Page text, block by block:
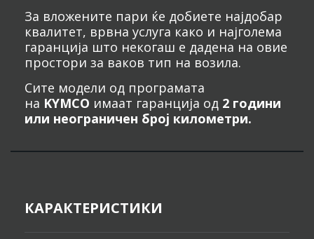
За вложените пари ќе добиете најдобар
квалитет, врвна услуга како и најголема
гаранција што некогаш е дадена на овие
простори за ваков тип на возила.
Сите модели од програмата
на KYMCO имаат гаранција од 2 години
или неограничен број километри.
КАРАКТЕРИСТИКИ